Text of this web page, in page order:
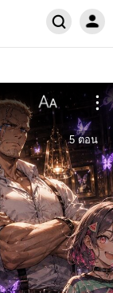
5 ตอน